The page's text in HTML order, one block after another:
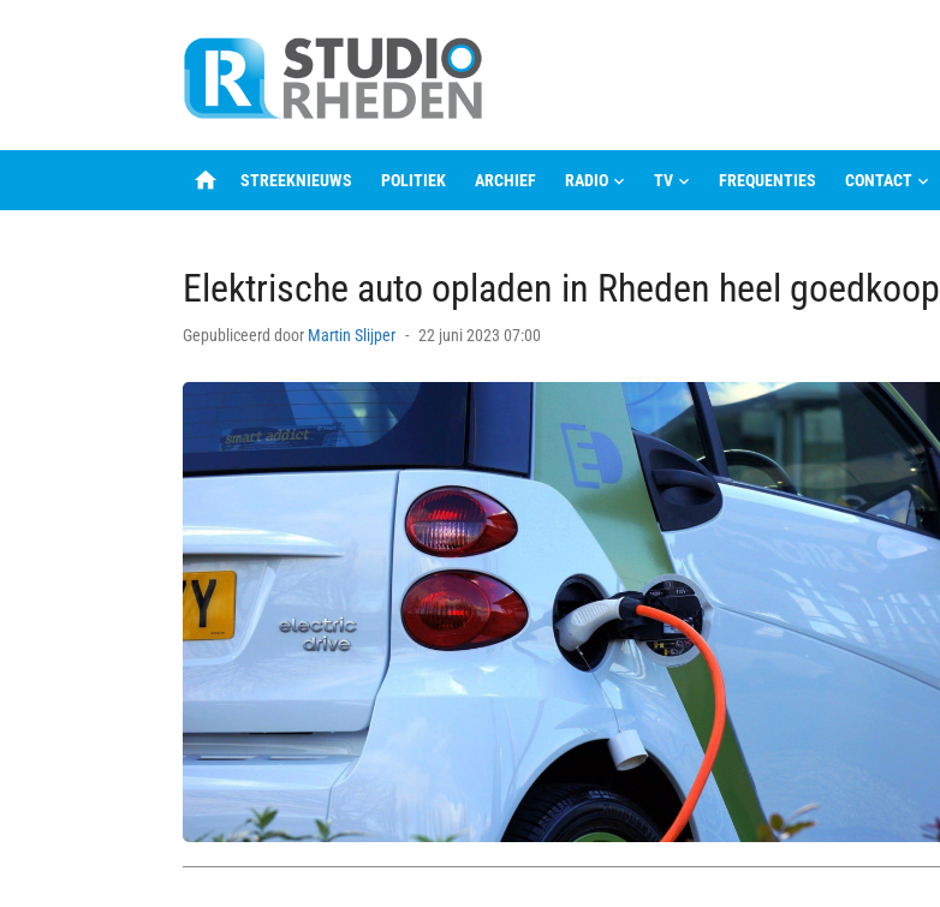
home STREEKNIEUWS POLITIEK ARCHIEF RADIO TV FREQUENTIES CONTACT
Elektrische auto opladen in Rheden heel goedkoop
Gepubliceerd door Martin Slijper
Posted
22 juni 2023 07:00